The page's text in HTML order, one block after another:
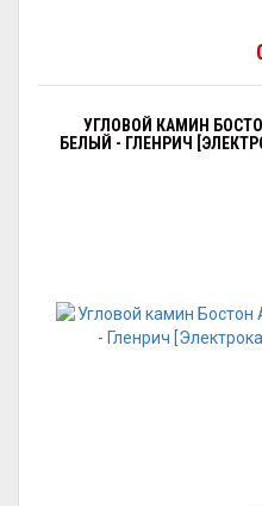
УГЛОВОЙ КАМИН
БЕЛЫЙ - ГЛЕНРИЧ